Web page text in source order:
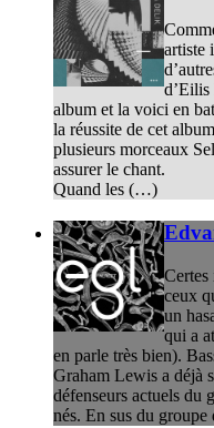
artiste
d’Eilis
album et la voici en
la réussite de cet
plusieurs morceaux
assurer le chant.
Quand les (…)
Certes
ceux
un
qui a
en parle très bien).
Graham Lewis a déjà
défenseurs actuels du
nés. En sus du